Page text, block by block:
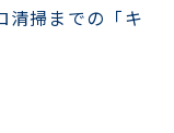
清掃までの「キ